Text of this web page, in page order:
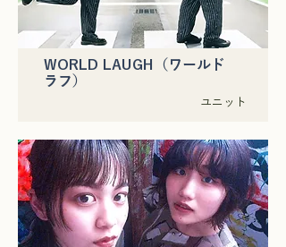
WORLD LAUGH（ワールド
ラフ）
ユニット